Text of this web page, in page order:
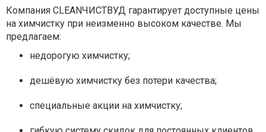
Компания CLEANЧИСТВУД гарантирует доступные цены
на химчистку при неизменно высоком качестве. Мы
предлагаем:
недорогую химчистку;
дешёвую химчистку без потери качества;
специальные акции на химчистку;